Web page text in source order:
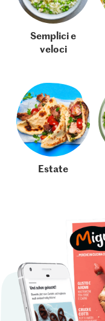
Semplici e
veloci
Estate